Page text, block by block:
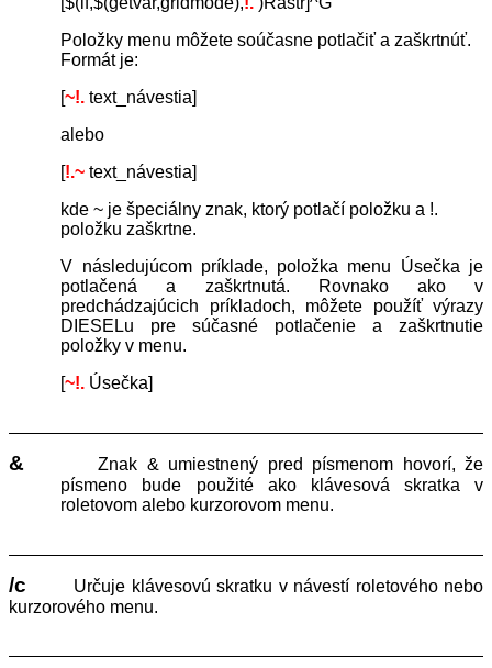
Položky menu môžete soúčasne potlačiť a zaškrtnúť.
Formát je:
[~!. text_návestia]
alebo
[!.~ text_návestia]
kde ~ je špeciálny znak, ktorý potlačí položku a !.
položku zaškrtne.
V následujúcom príklade, položka menu Úsečka je
potlačená a zaškrtnutá. Rovnako ako v
predchádzajúcich príkladoch, môžete použíť výrazy
DIESELu pre súčasné potlačenie a zaškrtnutie
položky v menu.
[~!. Úsečka]
& Znak & umiestnený pred písmenom hovorí, že
písmeno bude použité ako klávesová skratka v
roletovom alebo kurzorovom menu.
/c Určuje klávesovú skratku v návestí roletového nebo
kurzorového menu.